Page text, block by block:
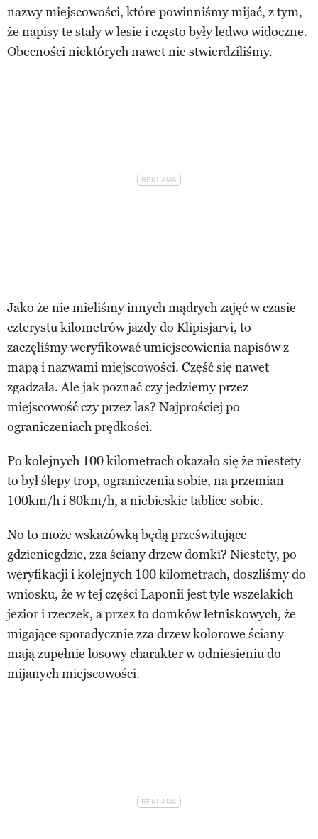
nazwy miejscowości, które powinniśmy mijać, z tym,
że napisy te stały w lesie i często były ledwo widoczne.
Obecności niektórych nawet nie stwierdziliśmy.
Jako że nie mieliśmy innych mądrych zajęć w czasie
czterystu kilometrów jazdy do Klipisjarvi, to
zaczęliśmy weryfikować umiejscowienia napisów z
mapą i nazwami miejscowości. Część się nawet
zgadzała. Ale jak poznać czy jedziemy przez
miejscowość czy przez las? Najprościej po
ograniczeniach prędkości.
Po kolejnych 100 kilometrach okazało się że niestety
to był ślepy trop, ograniczenia sobie, na przemian
100km/h i 80km/h, a niebieskie tablice sobie.
No to może wskazówką będą prześwitujące
gdzieniegdzie, zza ściany drzew domki? Niestety, po
weryfikacji i kolejnych 100 kilometrach, doszliśmy do
wniosku, że w tej części Laponii jest tyle wszelakich
jezior i rzeczek, a przez to domków letniskowych, że
migające sporadycznie zza drzew kolorowe ściany
mają zupełnie losowy charakter w odniesieniu do
mijanych miejscowości.